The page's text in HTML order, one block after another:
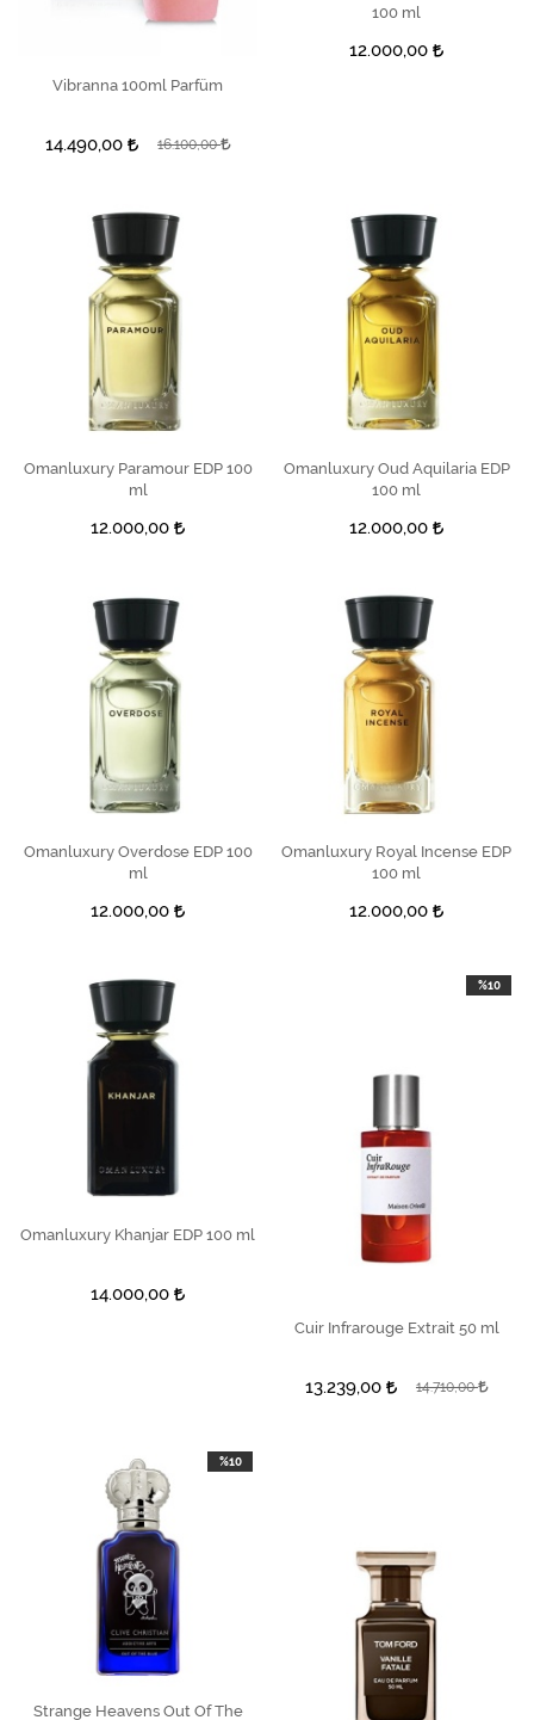
SEPETE EKLE
Vibranna 100ml Parfüm
14.490,00 16.100,00
100 ml
12.000,00
SEPETE EKLE
Omanluxury Paramour EDP 100
ml
12.000,00
SEPETE EKLE
Omanluxury Oud Aquilaria EDP
100 ml
12.000,00
SEPETE EKLE
Omanluxury Overdose EDP 100
ml
12.000,00
SEPETE EKLE
Omanluxury Royal Incense EDP
100 ml
12.000,00
SEPETE EKLE
Omanluxury Khanjar EDP 100 ml
14.000,00
SEPETE EKLE Cuir Infrarouge Extrait 50 ml
13.239,00 14.710,00
%10
SEPETE EKLE
Strange Heavens Out Of The
%10